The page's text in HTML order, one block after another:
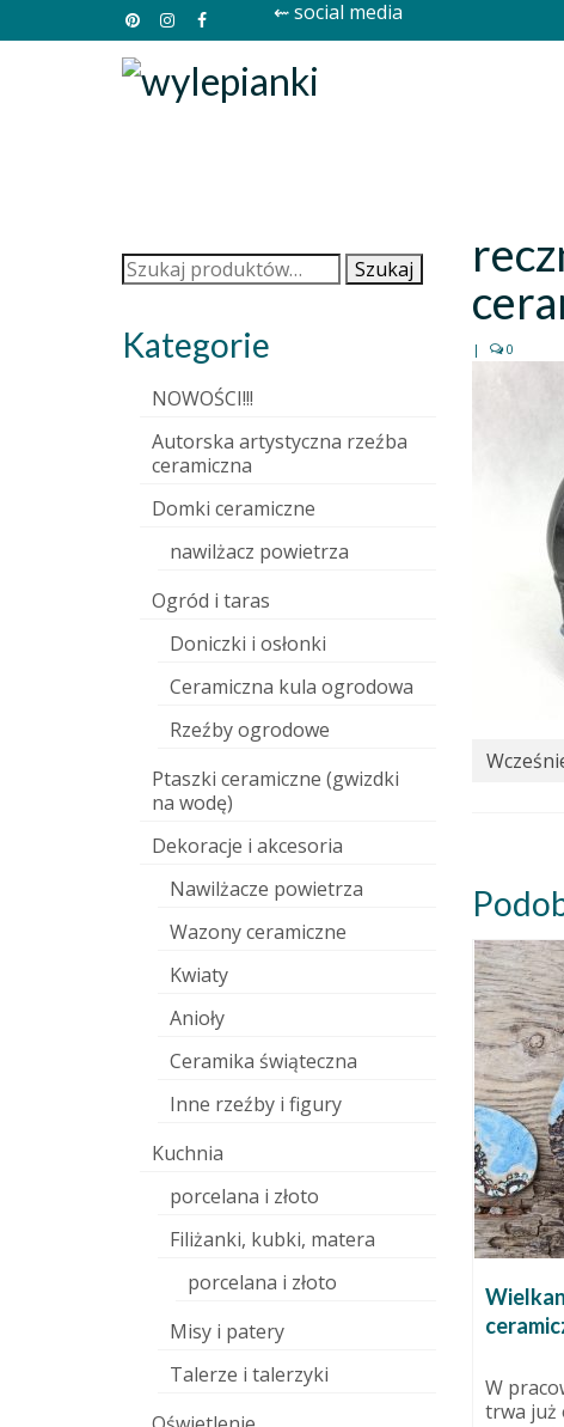
⇜ social media
| 0
Anioły szamotowe, kobiety i
Bajkonur
Czyli prace ostatnie:
W
trwa już
Szukaj: Szukaj
Kategorie
NOWOŚCI!!!
Autorska artystyczna rzeźba
ceramiczna
Domki ceramiczne
nawilżacz powietrza
Ogród i taras
Doniczki i osłonki
Ceramiczna kula ogrodowa
Rzeźby ogrodowe
Ptaszki ceramiczne (gwizdki
na wodę)
Dekoracje i akcesoria
Nawilżacze powietrza
Wazony ceramiczne
Kwiaty
Anioły
Ceramika świąteczna
Inne rzeźby i figury
Kuchnia
porcelana i złoto
Filiżanki, kubki, matera
porcelana i złoto
Misy i patery
Talerze i talerzyki